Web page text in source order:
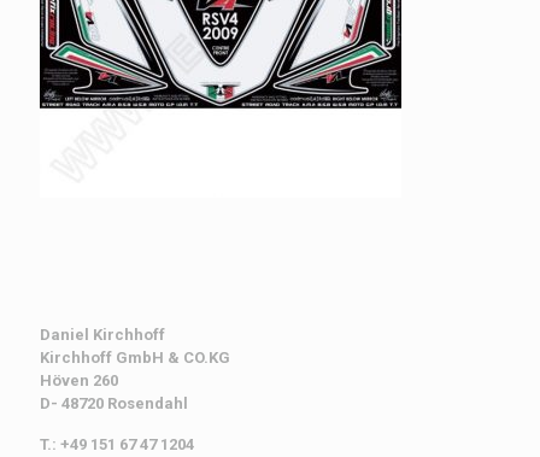
Daniel Kirchhoff
Kirchhoff GmbH & CO.KG
Höven 260
D- 48720 Rosendahl
T.: +49 151 67 47 1204